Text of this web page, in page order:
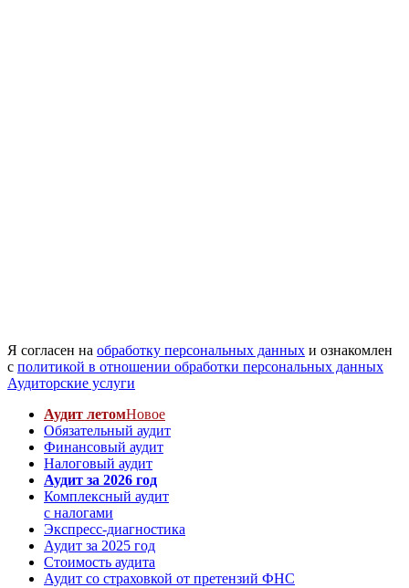
Я согласен на обработку персональных данных и ознакомлен
с политикой в отношении обработки персональных данных
Аудиторские услуги
Аудит летомНовое
Обязательный аудит
Финансовый аудит
Налоговый аудит
Аудит за 2026 год
Комплексный аудит
с налогами
Экспресс-диагностика
Аудит за 2025 год
Стоимость аудита
Аудит со страховкой от претензий ФНС